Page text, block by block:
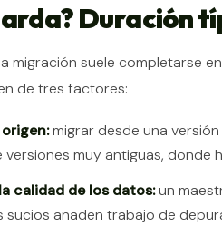
Duración
migración suele completarse
de tres factores:
migrar desde una
muy antiguas, donde
calidad de los datos:un
sucios añaden trabajo de